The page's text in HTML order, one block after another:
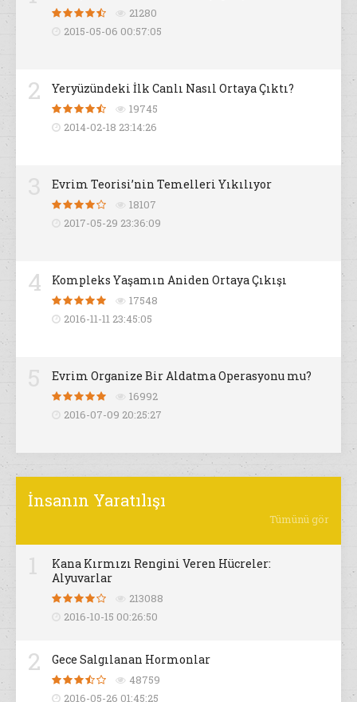
21280
2015-05-06 00:57:05
2 Yeryüzündeki İlk Canlı Nasıl Ortaya Çıktı?
19745
2014-02-18 23:14:26
Evrim Teorisi’nin Temelleri Yıkılıyor
18107
2017-05-29 23:36:09
4 Kompleks Yaşamın Aniden Ortaya Çıkışı
17548
2016-11-11 23:45:05
Evrim Organize Bir Aldatma Operasyonu mu?
16992
2016-07-09 20:25:27
İnsanın Yaratılışı
Tümünü gör
Kana Kırmızı Rengini Veren Hücreler:
Alyuvarlar
213088
2016-10-15 00:26:50
2 Gece Salgılanan Hormonlar
48759
2016-05-26 01:45:25